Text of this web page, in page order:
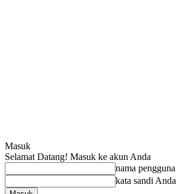
Masuk
Selamat Datang! Masuk ke akun Anda
nama pengguna
kata sandi Anda